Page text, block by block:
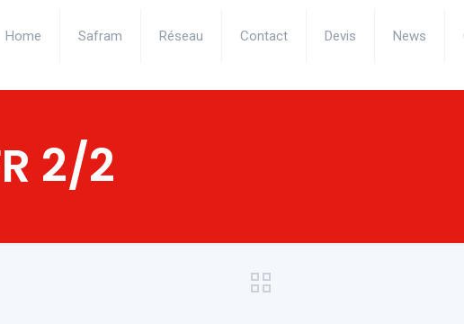
Home Safram Réseau Contact Devis News
2/2